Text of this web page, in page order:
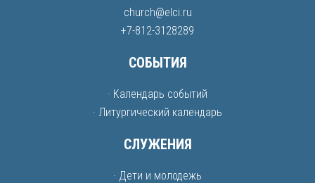
church@elci.ru
+7-812-3128289
СОБЫТИЯ
· Календарь событий
· Литургический календарь
СЛУЖЕНИЯ
· Дети и молодежь